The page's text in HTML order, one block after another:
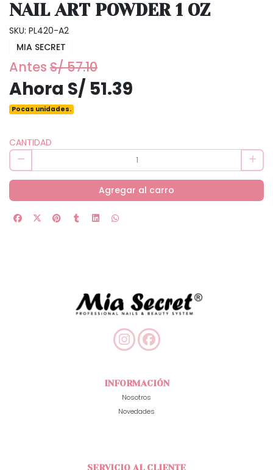
NAIL ART POWDER 1 OZ
SKU: PL420-A2
MIA SECRET
Antes S/ 57.10
Ahora S/ 51.39
Pocas unidades.
CANTIDAD
Agregar al carro
INFORMACIÓN
Nosotros
Novedades
SERVICIO AL CLIENTE